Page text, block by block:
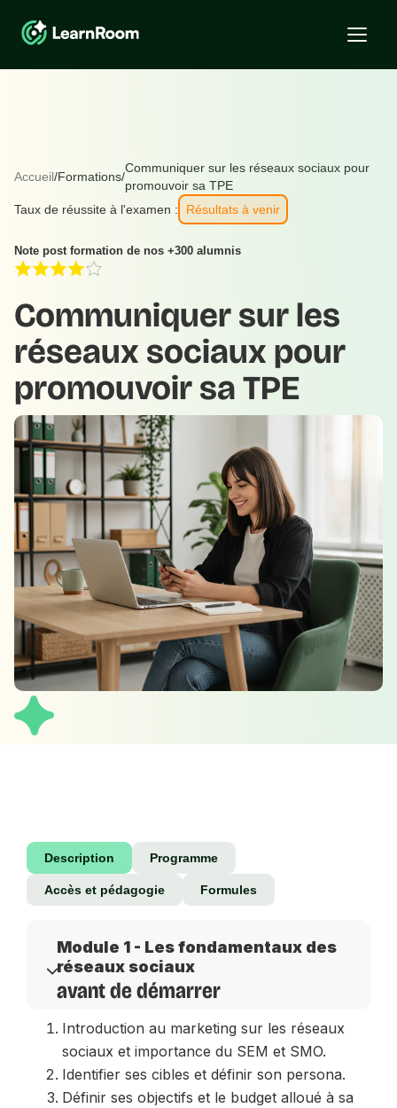
Accueil/Formations/
Communiquer sur les réseaux sociaux pour
promouvoir sa TPE
Taux de réussite à l'examen :
Résultats à venir
Note post formation de nos +300 alumnis
Communiquer sur les
réseaux sociaux pour
promouvoir sa TPE
Description Programme
Accès et pédagogie Formules
Module 1 - Les fondamentaux des
réseaux sociaux
avant de démarrer
Introduction au marketing sur les réseaux
sociaux et importance du SEM et SMO.
Identifier ses cibles et définir son persona.
Définir ses objectifs et le budget alloué à sa